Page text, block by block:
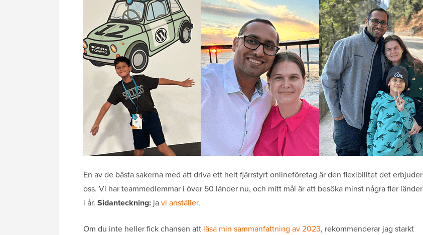
En av de bästa sakerna med att driva ett helt fjärrstyrt onlineföretag är den flexibilitet det erbjuder
oss. Vi har teammedlemmar i över 50 länder nu, och mitt mål är att besöka minst några fler länder
i år. Sidanteckning: javi anställer.
Om du inte heller fick chansen att läsa min sammanfattning av 2023, rekommenderar jag starkt